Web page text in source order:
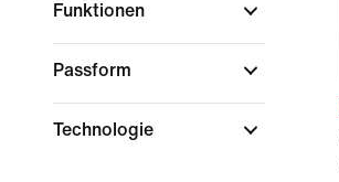
Funktionen
Passform
Technologie